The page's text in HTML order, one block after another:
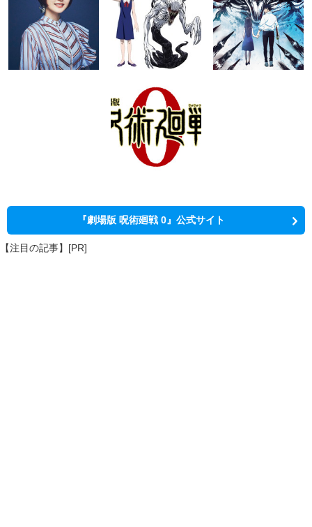
『劇場版 呪術廻戦 0』公式サイト
【注目の記事】[PR]